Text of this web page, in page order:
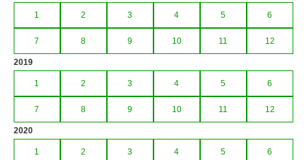
1 2 3 4 5 6
7 8 9 10 11 12
2019
1 2 3 4 5 6
7 8 9 10 11 12
2020
1 2 3 4 5 6